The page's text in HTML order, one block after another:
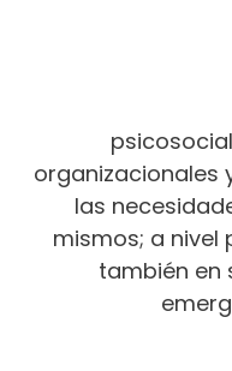
organizacionales
las
mismos; a
también en